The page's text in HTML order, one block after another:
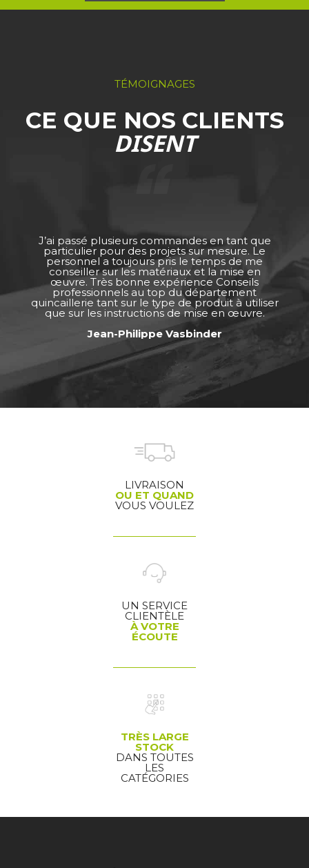
TÉMOIGNAGES
CE QUE NOS CLIENTS
DISENT
J’ai passé plusieurs commandes en tant que
particulier pour des projets sur mesure. Le
personnel a toujours pris le temps de me
conseiller sur les matériaux et la mise en
œuvre. Très bonne expérience Conseils
professionnels au top du département
quincaillerie tant sur le type de produit à utiliser
que sur les instructions de mise en œuvre.
Jean-Philippe Vasbinder
LIVRAISON
OU ET QUAND
VOUS VOULEZ
UN SERVICE
CLIENTÈLE
À VOTRE
ÉCOUTE
TRÈS LARGE
STOCK
DANS TOUTES
LES
CATÉGORIES